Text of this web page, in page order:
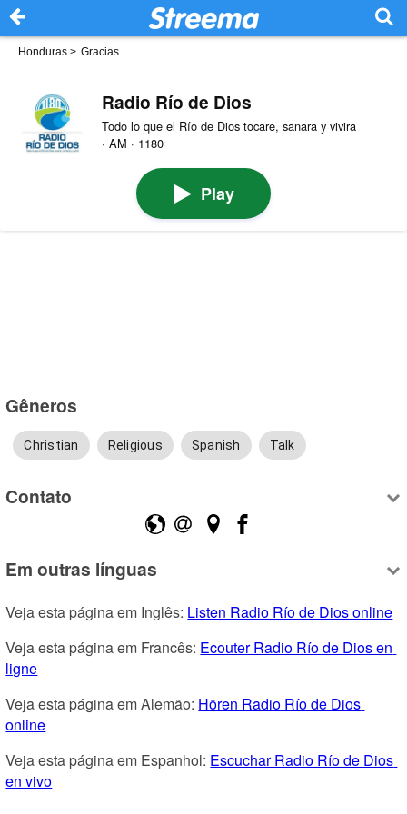
Honduras > Gracias
Radio Río de Dios
Todo lo que el Río de Dios tocare, sanara y vivira
· AM · 1180
Play
Gêneros
Christian Religious Spanish Talk
Contato
Em outras línguas
Veja esta página em Inglês: Listen Radio Río de Dios online
Veja esta página em Francês: Ecouter Radio Río de Dios en
ligne
Veja esta página em Alemão: Hören Radio Río de Dios
online
Veja esta página em Espanhol: Escuchar Radio Río de Dios
en vivo